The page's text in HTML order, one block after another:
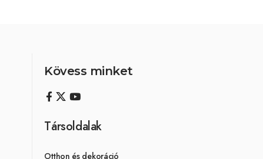
Kövess minket
Társoldalak
Otthon és dekoráció